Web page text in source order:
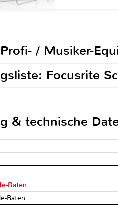
/ Musiker-
Focusrite
& technische
Raten
Raten